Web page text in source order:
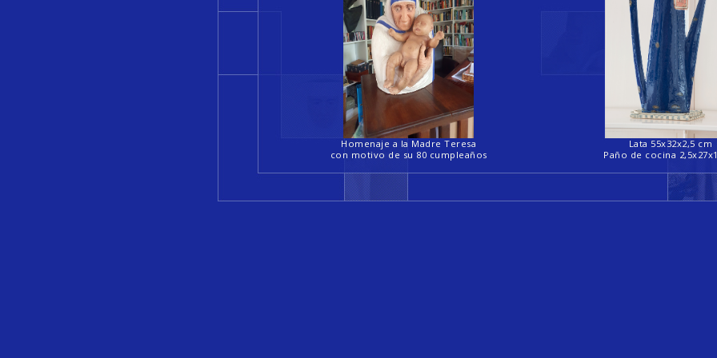
Homenaje a la Madre Teresa
con motivo de su 80 cumpleaños
Lata 55x32x2,5 cm
Paño de cocina